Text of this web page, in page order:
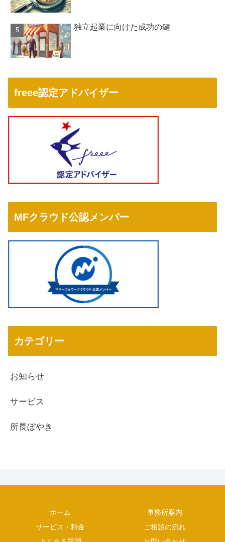
独立起業に向けた成功の鍵
freee認定アドバイザー
MFクラウド公認メンバー
カテゴリー
お知らせ
サービス
所長ぼやき
ホーム
事務所案内
サービス・料金
ご相談の流れ